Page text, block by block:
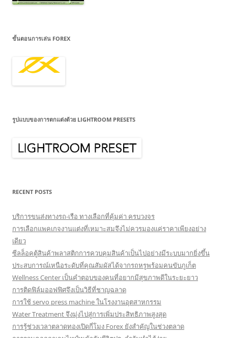
ขั้นตอนการเล่น FOREX
รูปแบบของการตกแต่งด้วย LIGHTROOM PRESETS
RECENT POSTS
บริการขนส่งทางรถ-เรือ ทางเลือกที่คุ้มค่า ครบวงจร
การเลือกแพคเกจงานแต่งที่เหมาะสมจึงไม่ควรมองแค่ราคาเพียงอย่าง
เดียว
ซีลล็อคตู้สินค้าพลาสติกการควบคุมสินค้าเป็นไปอย่างมีระบบมากยิ่งขึ้น
ประสบการณ์เหนือระดับที่คุณสัมผัสได้จากรถหรูพร้อมคนขับภูเก็ต
Wellness Center เป็นคำตอบของคนที่อยากมีสุขภาพดีในระยะยาว
การติดฟิล์มออฟฟิศจึงเป็นวิธีที่ชาญฉลาด
การใช้ servo press machine ในโรงงานอุตสาหกรรม
Water Treatment จึงมุ่งไปสู่การเพิ่มประสิทธิภาพสูงสุด
การรู้ช่วงเวลาตลาดทองเปิดกี่โมง Forex ยังสำคัญในช่วงตลาด